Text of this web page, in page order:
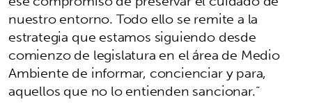
nuestro entorno. Todo ello se remite a la
estrategia que estamos siguiendo desde
comienzo de legislatura en el área de Medio
Ambiente de informar, concienciar y para,
aquellos que no lo entienden sancionar.”